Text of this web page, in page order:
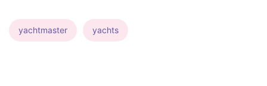
yachtmaster yachts